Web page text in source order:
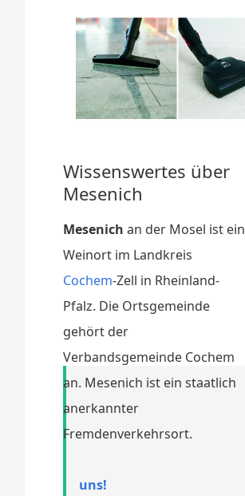
Wissenswertes über
Mesenich
Mesenich an der Mosel ist ein
Weinort im Landkreis
Cochem-Zell in Rheinland-
Pfalz. Die Ortsgemeinde
gehört der
Verbandsgemeinde Cochem
an. Mesenich ist ein staatlich
anerkannter
Fremdenverkehrsort.
uns!